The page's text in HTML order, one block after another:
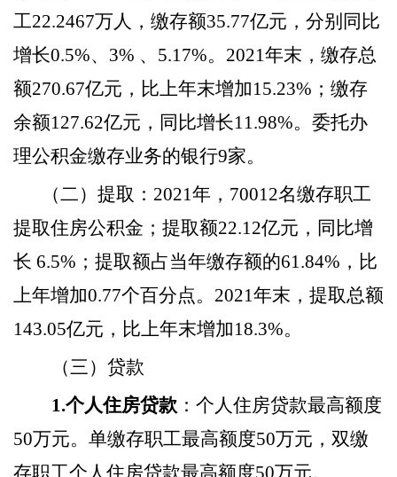
工22.2467万人，缴存额35.77亿元，分别同比
增长0.5%、3% 、5.17%。2021年末，缴存总
额270.67亿元，比上年末增加15.23%；缴存
余额127.62亿元，同比增长11.98%。委托办
理公积金缴存业务的银行9家。
（二）提取 ： 2021年，70012名缴存职工
提取住房公积金；提取额22.12亿元，同比增
长 6.5%；提取额占当年缴存额的61.84%，比
上年增加0.77个百分点。2021年末，提取总额
143.05亿元，比上年末增加18.3%。
（三）贷款
1.个人住房贷款：个人住房贷款最高额度
50万元。单缴存职工最高额度50万元，双缴
存职工个人住房贷款最高额度50万元。